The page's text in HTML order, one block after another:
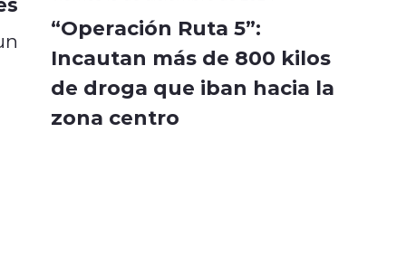
“Operación Ruta 5”:
Incautan más de 800 kilos
de droga que iban hacia la
zona centro